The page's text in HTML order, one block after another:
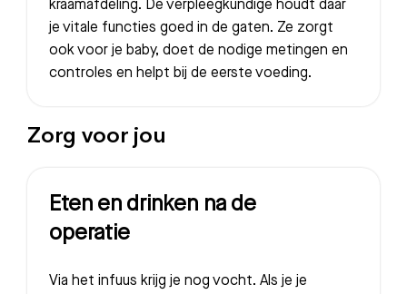
kraamafdeling. De verpleegkundige houdt daar
je vitale functies goed in de gaten. Ze zorgt
ook voor je baby, doet de nodige metingen en
controles en helpt bij de eerste voeding.
Zorg voor jou
Eten en drinken na de
operatie
Via het infuus krijg je nog vocht. Als je je